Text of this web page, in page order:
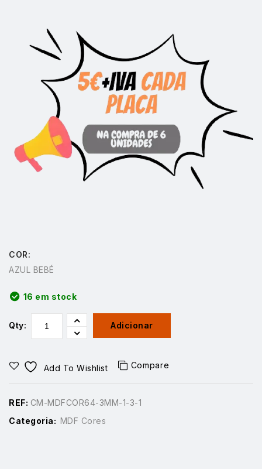
COR:
AZUL BEBÉ
16 em stock
Qty: Adicionar
Add To Wishlist Compare
REF: CM-MDFCOR64-3MM-1-3-1
Categoria: MDF Cores